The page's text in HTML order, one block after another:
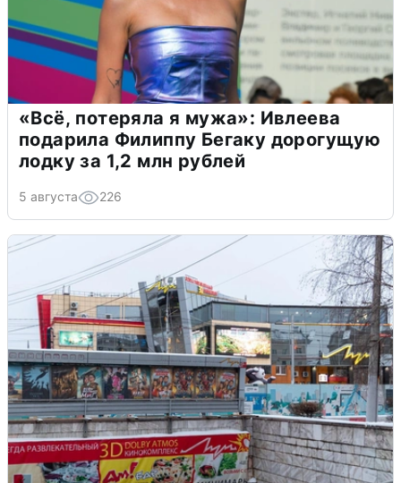
«Всё, потеряла я мужа»: Ивлеева
подарила Филиппу Бегаку дорогущую
лодку за 1,2 млн рублей
5 августа 226